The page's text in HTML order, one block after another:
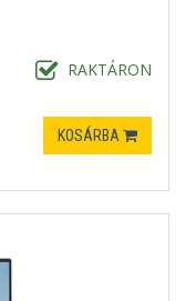
RAKTÁRON
KOSÁRBA